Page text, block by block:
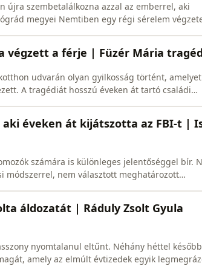
újra szembetalálkozna azzal az emberrel, aki
végzett a férje | Füzér Mária
udvarán olyan gyilkosság történt,
A tragédiát hosszú éveken át tartó családi
aki éveken át kijátszotta az FBI-t |
számára is különleges jelentőséggel bír.
módszerrel, nem választott meghatározott
áldozatát | Ráduly Zsolt Gyula
nyomtalanul eltűnt. Néhány héttel
amely az elmúlt évtizedek egyik